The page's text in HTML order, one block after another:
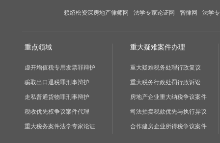
赖绍松资深房地产律师网 法学专家论证网 智律网 法学
重点领域
虚开增值税专用发票罪辩护
骗取出口退税罪刑事辩护
走私普通货物罪刑事辩护
税收优先权争议案件代理
重大税务案件法学专家论证
重大疑难案件办理
重大疑难税务处理行政复议
重大税务行政处罚行政诉讼
房地产企业重大纳税争议案件
司法拍卖税款优先与执行异议
合作建房企业所得税争议案件